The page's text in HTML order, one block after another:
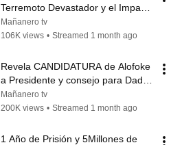
Terremoto Devastador y el Impacto
Político Actual | Luisín Jiménez
Podcast
Mañanero tv
106K views • Streamed 1 month ago
Revela CANDIDATURA de Alofoke
a Presidente y consejo para Daddy
Yankee - Luisin Jiménez
Mañanero tv
200K views • Streamed 1 month ago
1 Año de Prisión y 5Millones de